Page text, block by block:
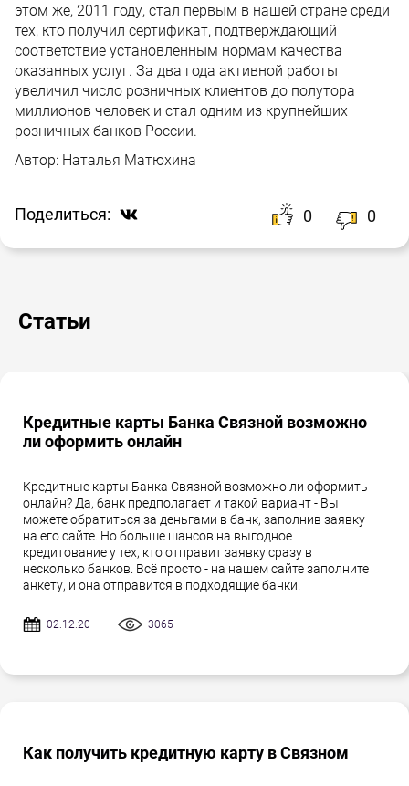
этом же, 2011 году, стал первым в нашей стране среди
тех, кто получил сертификат, подтверждающий
соответствие установленным нормам качества
оказанных услуг. За два года активной работы
увеличил число розничных клиентов до полутора
миллионов человек и стал одним из крупнейших
розничных банков России.
Автор: Наталья Матюхина
Поделиться: 0 0
Статьи
Кредитные карты Банка Связной возможно
ли оформить онлайн
Кредитные карты Банка Связной возможно ли оформить
онлайн? Да, банк предполагает и такой вариант - Вы
можете обратиться за деньгами в банк, заполнив заявку
на его сайте. Но больше шансов на выгодное
кредитование у тех, кто отправит заявку сразу в
несколько банков. Всё просто - на нашем сайте заполните
анкету, и она отправится в подходящие банки.
02.12.20 3065
Как получить кредитную карту в Связном